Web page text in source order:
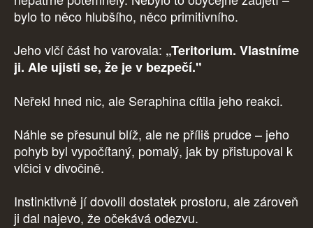
bylo to něco hlubšího, něco primitivního.
Jeho vlčí část ho varovala: „Teritorium. Vlastníme
ji. Ale ujisti se, že je v bezpečí."
Neřekl hned nic, ale Seraphina cítila jeho reakci.
Náhle se přesunul blíž, ale ne příliš prudce – jeho
pohyb byl vypočítaný, pomalý, jak by přistupoval k
vlčici v divočině.
Instinktivně jí dovolil dostatek prostoru, ale zároveň
ji dal najevo, že očekává odezvu.